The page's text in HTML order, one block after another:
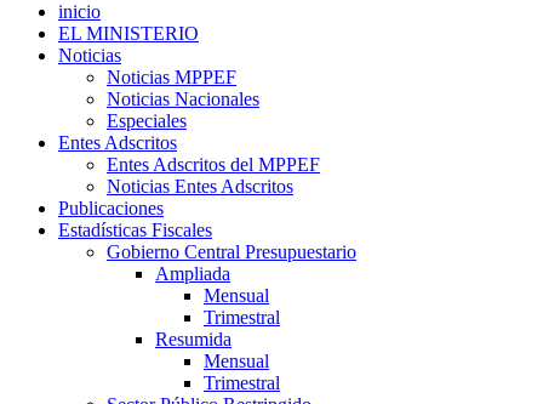
inicio
EL MINISTERIO
Noticias
Noticias MPPEF
Noticias Nacionales
Especiales
Entes Adscritos
Entes Adscritos del MPPEF
Noticias Entes Adscritos
Publicaciones
Estadísticas Fiscales
Gobierno Central Presupuestario
Ampliada
Mensual
Trimestral
Resumida
Mensual
Trimestral